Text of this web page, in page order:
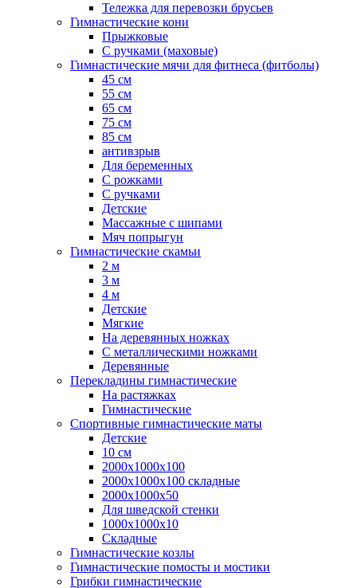
Тележка для перевозки брусьев
Гимнастические кони
Прыжковые
С ручками (маховые)
Гимнастические мячи для фитнеса (фитболы)
45 см
55 см
65 см
75 см
85 см
антивзрыв
Для беременных
С рожками
С ручками
Детские
Массажные с шипами
Мяч попрыгун
Гимнастические скамьи
2 м
3 м
4 м
Детские
Мягкие
На деревянных ножках
С металлическими ножками
Деревянные
Перекладины гимнастические
На растяжках
Гимнастические
Спортивные гимнастические маты
Детские
10 см
2000х1000х100
2000х1000х100 складные
2000х1000х50
Для шведской стенки
1000х1000х10
Складные
Гимнастические козлы
Гимнастические помосты и мостики
Грибки гимнастические